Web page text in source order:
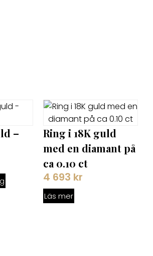
–
Ring i 18K guld
med en diamant på
ca 0.10 ct
4 693 kr
Läs mer